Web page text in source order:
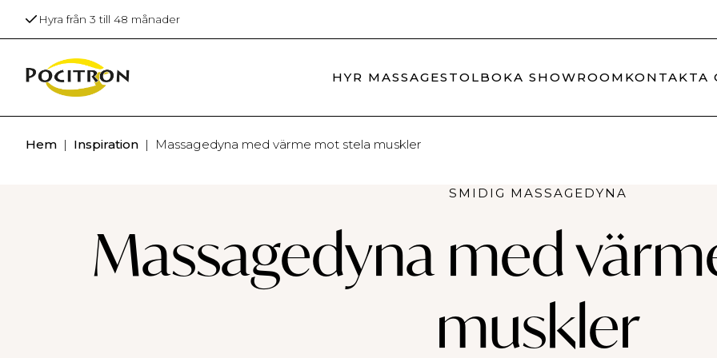
Hyra från 3 till 48 månader
HYR MASSAGESTOLBOKA S​HOWROOM KONTAKTA
Hem | Inspiration | Massagedyna med värme mot stela muskler
SMIDIG MASSAGEDYNA
Massagedyna med
muskler